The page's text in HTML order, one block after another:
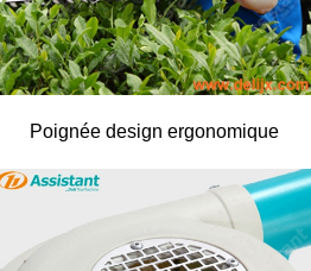
russe - origine du thé ivan
Oct / 28 / 2019
Tea» est le thé aux fleurs le plus
et le plus populaire en Russie.
traditionnelle qui a un
Poignée design ergonomique